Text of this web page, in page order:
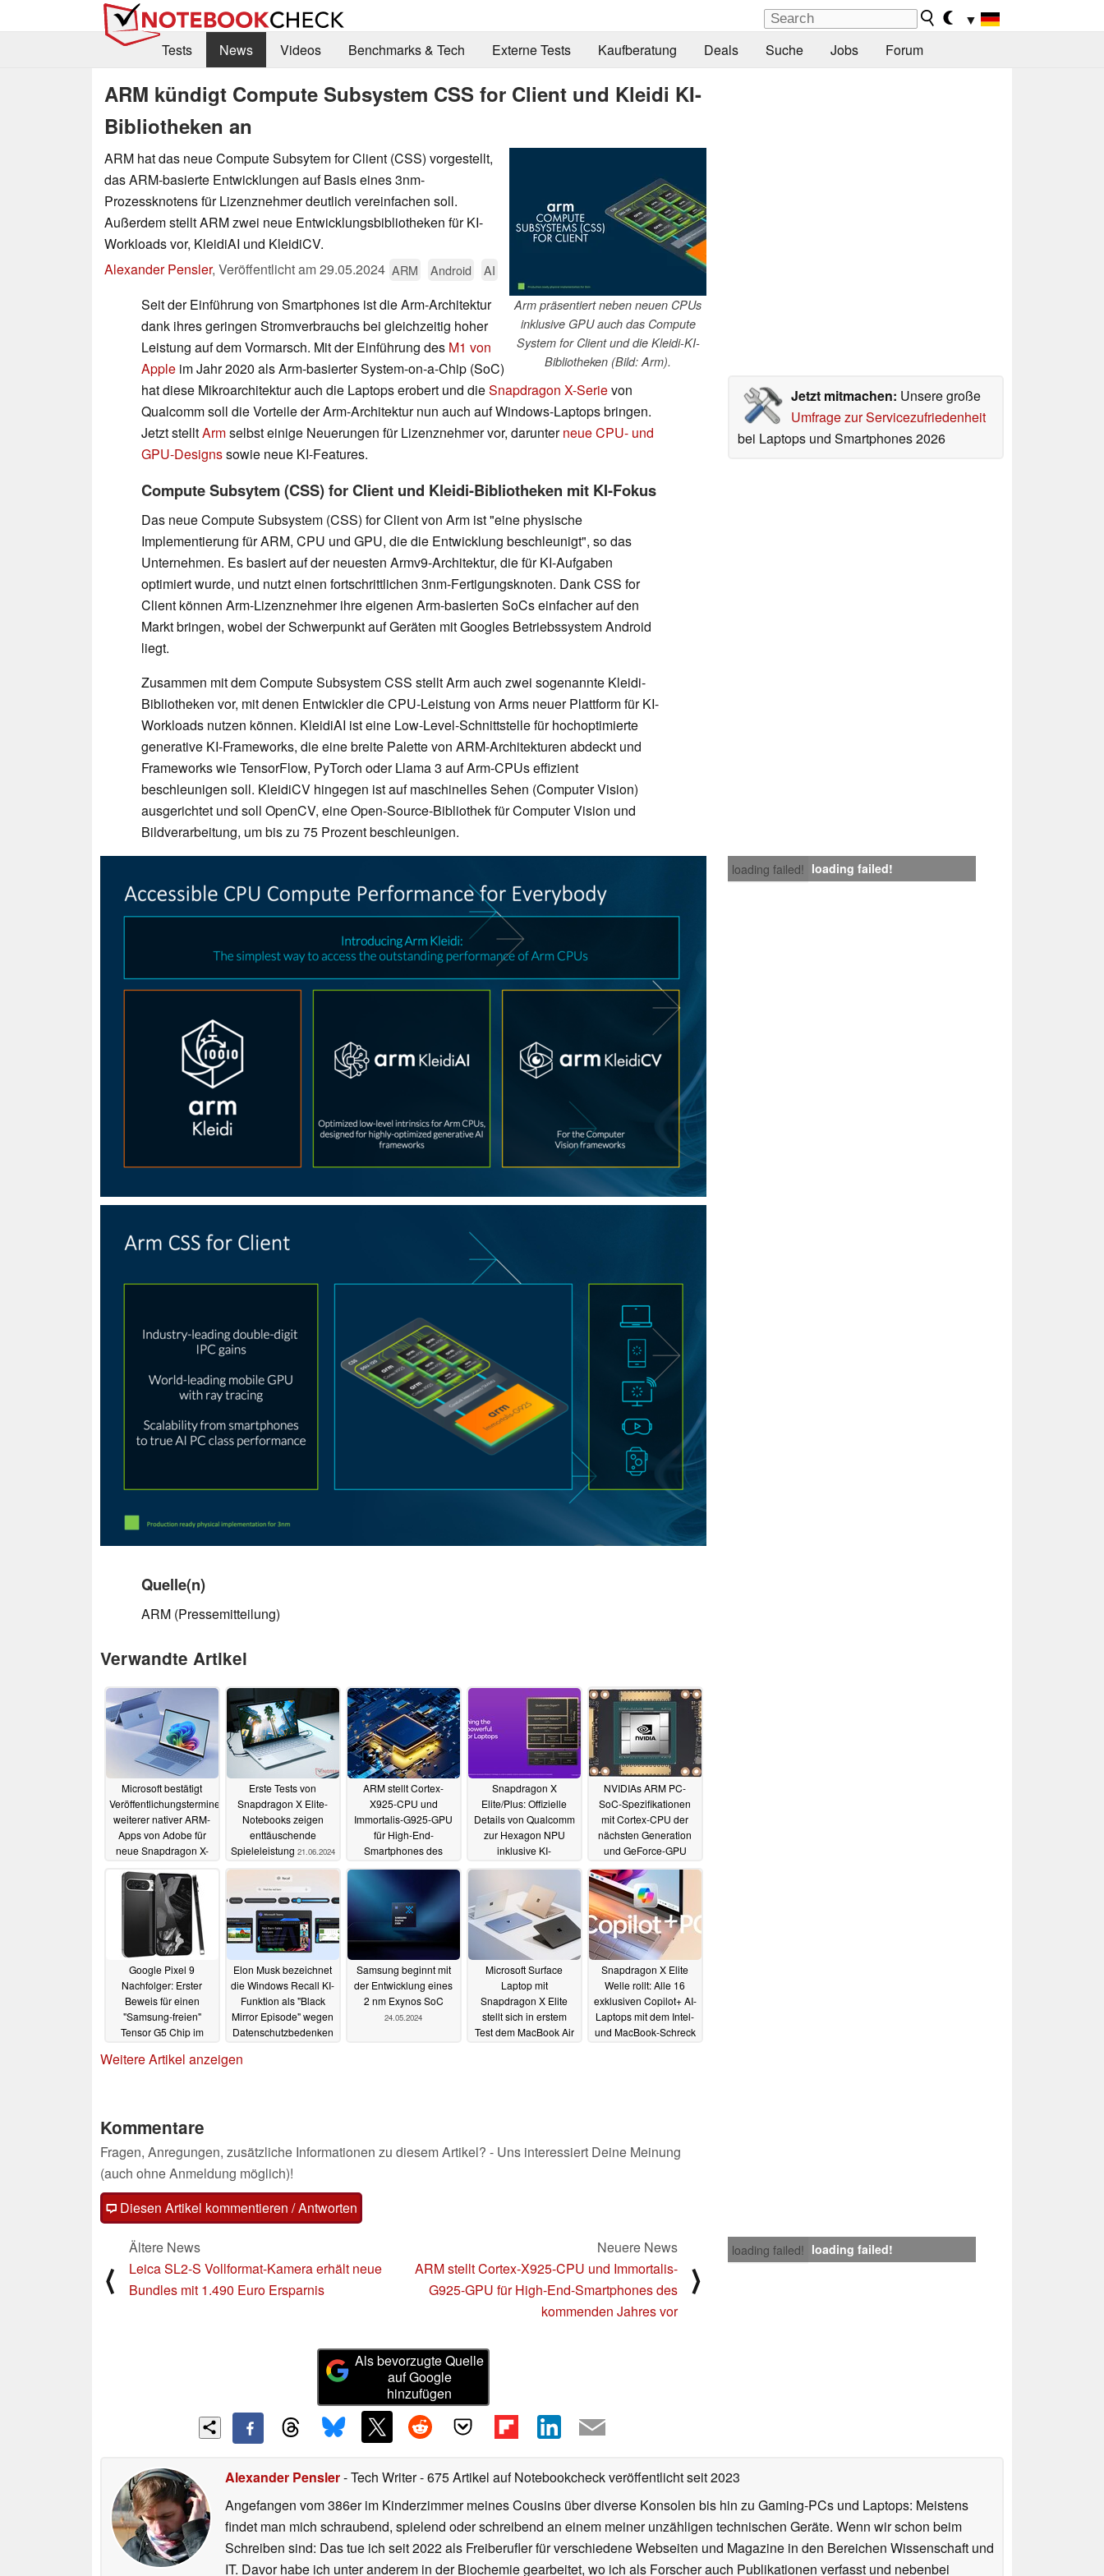
▼
Tests
News Videos Benchmarks & Tech Externe Tests Kaufberatung Deals Suche Jobs Forum
ARM kündigt Compute Subsystem CSS for Client und Kleidi KI-
Bibliotheken an
Arm präsentiert neben neuen CPUs
inklusive GPU auch das Compute
System for Client und die Kleidi-KI-
Bibliotheken (Bild: Arm).
ARM hat das neue Compute Subsytem for Client (CSS) vorgestellt,
das ARM-basierte Entwicklungen auf Basis eines 3nm-
Prozessknotens für Lizenznehmer deutlich vereinfachen soll.
Außerdem stellt ARM zwei neue Entwicklungsbibliotheken für KI-
Workloads vor, KleidiAI und KleidiCV.
Alexander Pensler, Veröffentlicht am29.05.2024 ARM Android AI
Jetzt mitmachen: Unsere große
Umfrage zur Servicezufriedenheit
bei Laptops und Smartphones 2026
Seit der Einführung von Smartphones ist die Arm-Architektur
dank ihres geringen Stromverbrauchs bei gleichzeitig hoher
Leistung auf dem Vormarsch. Mit der Einführung des M1 von
Apple im Jahr 2020 als Arm-basierter System-on-a-Chip (SoC)
hat diese Mikroarchitektur auch die Laptops erobert und dieSnapdragon X-Serievon
Qualcomm soll die Vorteile der Arm-Architektur nun auch auf Windows-Laptops bringen.
Jetzt stelltArmselbst einige Neuerungen für Lizenznehmer vor, darunterneue CPU- und
GPU-Designssowie neue KI-Features.
Compute Subsytem (CSS) for Client und Kleidi-Bibliotheken mit KI-Fokus
Das neue Compute Subsystem (CSS) for Client von Arm ist "eine physische
Implementierung für ARM, CPU und GPU, die die Entwicklung beschleunigt", so das
Unternehmen. Es basiert auf der neuesten Armv9-Architektur, die für KI-Aufgaben
optimiert wurde, und nutzt einen fortschrittlichen 3nm-Fertigungsknoten. Dank CSS for
Client können Arm-Lizenznehmer ihre eigenen Arm-basierten SoCs einfacher auf den
Markt bringen, wobei der Schwerpunkt auf Geräten mit Googles Betriebssystem Android
liegt.
Zusammen mit dem Compute Subsystem CSS stellt Arm auch zwei sogenannte Kleidi-
Bibliotheken vor, mit denen Entwickler die CPU-Leistung von Arms neuer Plattform für KI-
Workloads nutzen können. KleidiAI ist eine Low-Level-Schnittstelle für hochoptimierte
generative KI-Frameworks, die eine breite Palette von ARM-Architekturen abdeckt und
Frameworks wie TensorFlow, PyTorch oder Llama 3 auf Arm-CPUs effizient
beschleunigen soll. KleidiCV hingegen ist auf maschinelles Sehen (Computer Vision)
ausgerichtet und soll OpenCV, eine Open-Source-Bibliothek für Computer Vision und
Bildverarbeitung, um bis zu 75 Prozent beschleunigen.
loading failed! loading failed!
Quelle(n)
ARM (Pressemitteilung)
Verwandte Artikel
Microsoft bestätigt
Veröffentlichungstermine
weiterer nativer ARM-
Apps von Adobe für
neue Snapdragon X-
22.06.2024
Erste Tests von
Snapdragon X Elite-
Notebooks zeigen
enttäuschende
Spieleleistung 21.06.2024
ARM stellt Cortex-
X925-CPU und
Immortalis-G925-GPU
für High-End-
Smartphones des
Snapdragon X
Elite/Plus: Offizielle
Details von Qualcomm
zur Hexagon NPU
inklusive KI-
28.05.2024
NVIDIAs ARM PC-
SoC-Spezifikationen
mit Cortex-CPU der
nächsten Generation
und GeForce-GPU
27.05.2024
Google Pixel 9
Nachfolger: Erster
Beweis für einen
"Samsung-freien"
Tensor G5 Chip im
Elon Musk bezeichnet
die Windows Recall KI-
Funktion als "Black
Mirror Episode" wegen
Datenschutzbedenken
Samsung beginnt mit
der Entwicklung eines
2 nm Exynos SoC
24.05.2024
Microsoft Surface
Laptop mit
Snapdragon X Elite
stellt sich in erstem
Test dem MacBook Air
Snapdragon X Elite
Welle rollt: Alle 16
exklusiven Copilot+ AI-
Laptops mit dem Intel-
und MacBook-Schreck
Weitere Artikel anzeigen
Kommentare
Fragen, Anregungen, zusätzliche Informationen zu diesem Artikel? - Uns interessiert Deine Meinung
(auch ohne Anmeldung möglich)!
Diesen Artikel kommentieren / Antworten
loading failed! loading failed!
⟨
Ältere News
Leica SL2-S Vollformat-Kamera erhält neue
Bundles mit 1.490 Euro Ersparnis
Neuere News
ARM stellt Cortex-X925-CPU und Immortalis-
G925-GPU für High-End-Smartphones des
kommenden Jahres vor
⟩
Als bevorzugte Quelle
auf Google
hinzufügen
Alexander Pensler- Tech Writer- 675 Artikel auf Notebookcheck veröffentlichtseit 2023
Angefangen vom 386er im Kinderzimmer meines Cousins über diverse Konsolen bis hin zu Gaming-PCs und Laptops: Meistens
findet man mich schraubend, spielend oder schreibend an einem meiner unzähligen technischen Geräte. Wenn wir schon beim
Schreiben sind: Das tue ich seit 2022 als Freiberufler für verschiedene Webseiten und Magazine in den Bereichen Wissenschaft und
IT. Davor habe ich unter anderem in der Biochemie gearbeitet, wo ich als Forscher auch Publikationen verfasst und nebenbei